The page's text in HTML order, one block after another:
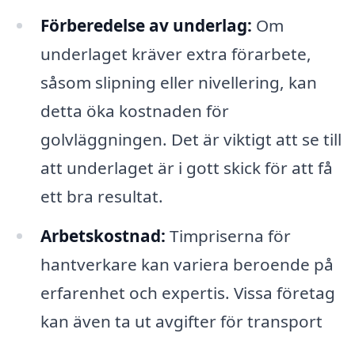
Förberedelse av underlag: Om
underlaget kräver extra förarbete,
såsom slipning eller nivellering, kan
detta öka kostnaden för
golvläggningen. Det är viktigt att se till
att underlaget är i gott skick för att få
ett bra resultat.
Arbetskostnad: Timpriserna för
hantverkare kan variera beroende på
erfarenhet och expertis. Vissa företag
kan även ta ut avgifter för transport